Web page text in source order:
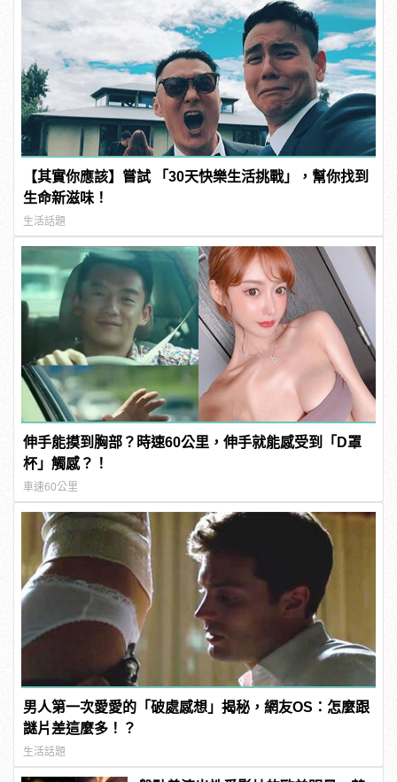
【其實你應該】嘗試 「30天快樂生活挑戰」，幫你找到
生命新滋味！
生活話題
伸手能摸到胸部？時速60公里，伸手就能感受到「D罩
杯」觸感？！
車速60公里
男人第一次愛愛的「破處感想」揭秘，網友OS：怎麼跟
謎片差這麼多！？
生活話題